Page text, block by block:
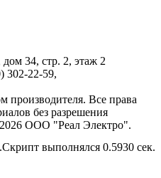
34, стр. 2, этаж 2
302-22-59,
производителя. Все права
без разрешения
2026 ООО "Реал Электро".
выполнялся 0.5930 сек.